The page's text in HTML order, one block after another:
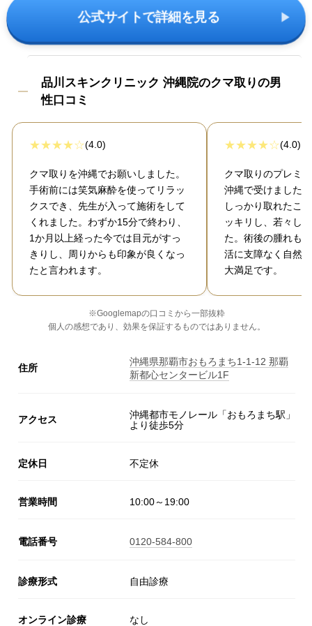
公式サイトで詳細を見る
品川スキンクリニック 沖縄院のクマ取りの男
性口コミ
(4.0)
クマ取りを沖縄でお願いしました。
手術前には笑気麻酔を使ってリラッ
クスでき、先生が入って施術をして
くれました。わずか15分で終わり、
1か月以上経った今では目元がすっ
きりし、周りからも印象が良くなっ
たと言われます。
(4.0)
クマ取りのプレミ
沖縄で受けました
しっかり取れたこ
ッキリし、若々し
た。術後の腫れも
活に支障なく自然
大満足です。
※Googlemapの口コミから一部抜粋
個人の感想であり、効果を保証するものではありません。
住所
沖縄県那覇市おもろまち1-1-12 那覇
新都心センタービル1F
アクセス
沖縄都市モノレール「おもろまち駅」
より徒歩5分
定休日 不定休
営業時間 10:00～19:00
電話番号 0120-584-800
診療形式 自由診療
オンライン診療 なし